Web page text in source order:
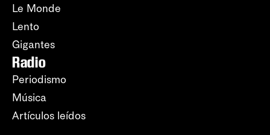
Le Monde
Lento
Gigantes
Radio
Periodismo
Música
Artículos leídos